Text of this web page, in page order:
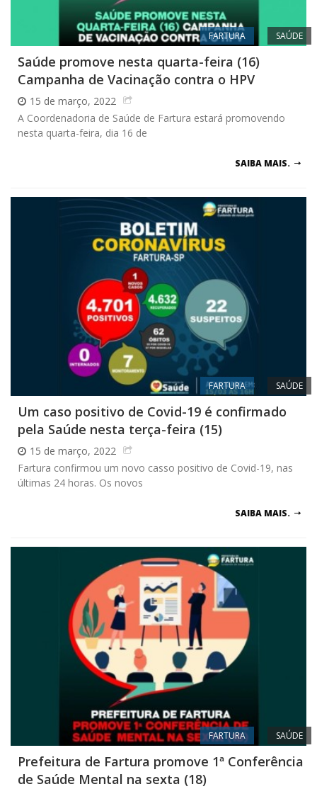
FARTURA SAÚDE
Saúde promove nesta quarta-feira (16)
Campanha de Vacinação contra o HPV
15 de março, 2022
A Coordenadoria de Saúde de Fartura estará promovendo
nesta quarta-feira, dia 16 de
SAIBA MAIS.
FARTURA SAÚDE
Um caso positivo de Covid-19 é confirmado
pela Saúde nesta terça-feira (15)
15 de março, 2022
Fartura confirmou um novo casso positivo de Covid-19, nas
últimas 24 horas. Os novos
SAIBA MAIS.
FARTURA SAÚDE
Prefeitura de Fartura promove 1ª Conferência
de Saúde Mental na sexta (18)